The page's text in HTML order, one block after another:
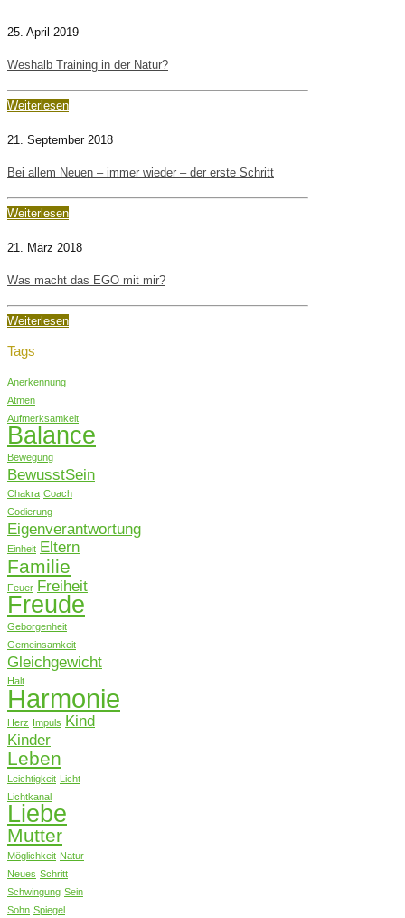
25. April 2019
Weshalb Training in der Natur?
Weiterlesen
21. September 2018
Bei allem Neuen – immer wieder – der erste Schritt
Weiterlesen
21. März 2018
Was macht das EGO mit mir?
Weiterlesen
Tags
Anerkennung
Atmen
Aufmerksamkeit
Balance
Bewegung
BewusstSein
Chakra Coach
Codierung
Eigenverantwortung
Einheit Eltern
Familie
Feuer Freiheit
Freude
Geborgenheit
Gemeinsamkeit
Gleichgewicht
Halt
Harmonie
Herz Impuls
Kind
Kinder
Leben
Leichtigkeit
Licht
Lichtkanal
Liebe
Mutter
Möglichkeit Natur
Neues Schritt
Schwingung Sein
Sohn Spiegel